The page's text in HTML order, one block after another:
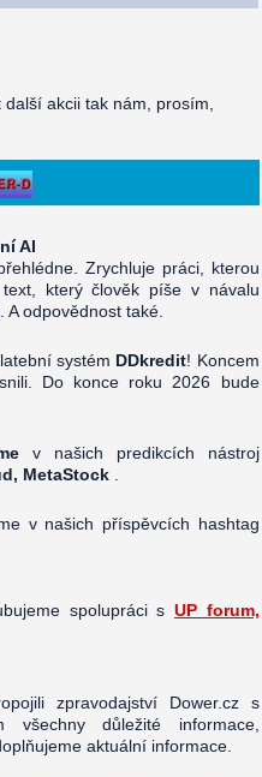
akcii tak nám, prosím,
AI
Zrychluje práci, kterou
který člověk píše v návalu
odpovědnost také.
systém DDkredit! Koncem
Do konce roku 2026 bude
v našich predikcích nástroj
MetaStock
v našich příspěvcích hashtag
spolupráci sUP forum,
zpravodajství Dower.cz s
důležité informace,
aktuální informace.